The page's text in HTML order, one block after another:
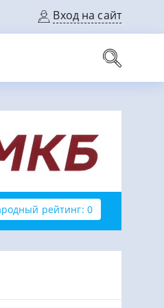
Вход на сайт
рейтинг: 0